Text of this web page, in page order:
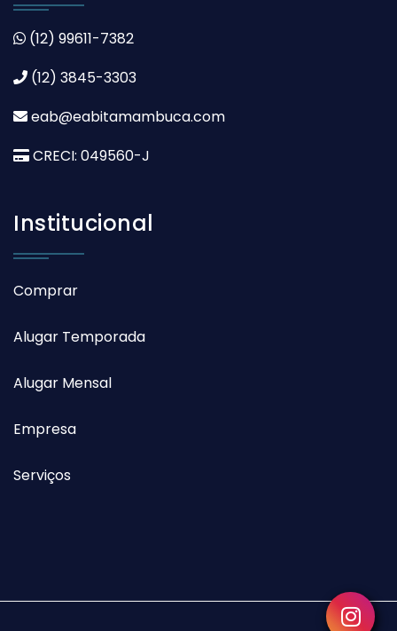
(12) 99611-7382
(12) 3845-3303
eab@eabitamambuca.com
CRECI: 049560-J
Institucional
Comprar
Alugar Temporada
Alugar Mensal
Empresa
Serviços